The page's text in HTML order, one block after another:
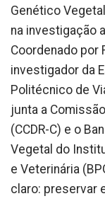
Genético
na investigação
Coordenado por
investigador da
Politécnico de
junta a
(CCDR-C) e o
Vegetal do
e Veterinária
claro: preservar